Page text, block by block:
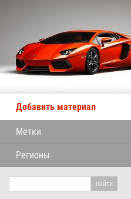
Добавить материал
Метки
Регионы